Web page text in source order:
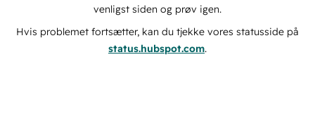
venligst siden og prøv igen.
Hvis problemet fortsætter, kan du tjekke vores statusside på
status.hubspot.com.